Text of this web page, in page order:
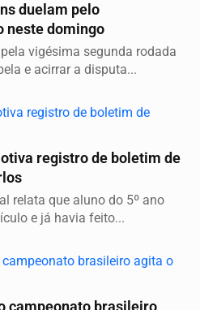
duelam pelo
neste domingo
vigésima segunda rodada
e acirrar a disputa...
registro de boletim de
relata que aluno do 5º ano
e já havia feito...
campeonato brasileiro